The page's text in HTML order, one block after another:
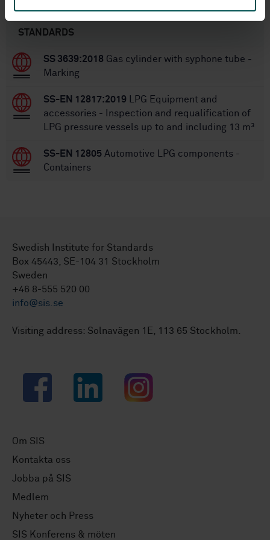
Within the same area
STANDARDS
SS 3639:2018 Gas cylinder with syphone tube -
Marking
SS-EN 12817:2019 LPG Equipment and
accessories - Inspection and requalification of
LPG pressure vessels up to and including 13 m³
SS-EN 12805 Automotive LPG components -
Containers
Swedish Institute for Standards
Box 45443, SE-104 31 Stockholm
Sweden
+46 8-555 520 00
info@sis.se
Visiting address: Solnavägen 1E, 113 65 Stockholm.
Facebook LinkedIn Instagram
Om SIS
Kontakta oss
Jobba på SIS
Medlem
Nyheter och Press
SIS Konferens & möten